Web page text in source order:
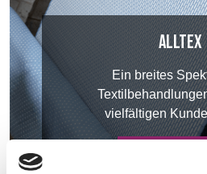
Alltex
Ein breites
vielfältigen